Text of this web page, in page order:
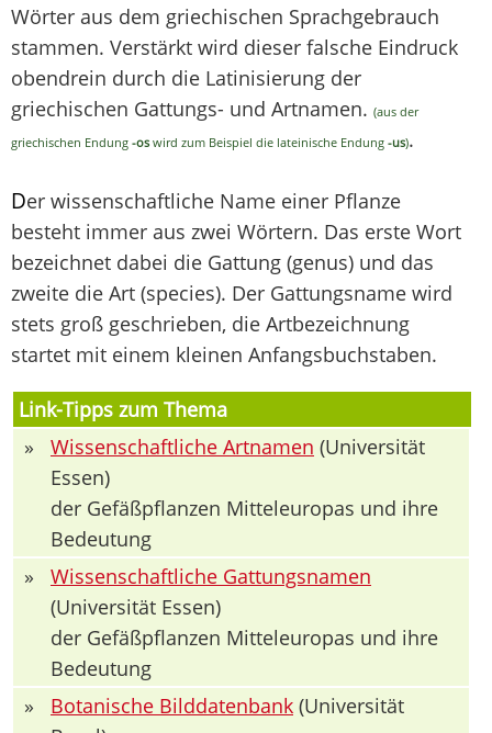
Wörter aus dem griechischen Sprachgebrauch
stammen. Verstärkt wird dieser falsche Eindruck
obendrein durch die Latinisierung der
griechischen Gattungs- und Artnamen. (aus der
griechischen Endung -os wird zum Beispiel die lateinische Endung -us).
Der wissenschaftliche Name einer Pflanze
besteht immer aus zwei Wörtern. Das erste Wort
bezeichnet dabei die Gattung (genus) und das
zweite die Art (species). Der Gattungsname wird
stets groß geschrieben, die Artbezeichnung
startet mit einem kleinen Anfangsbuchstaben.
Link-Tipps zum Thema
»
Wissenschaftliche Artnamen (Universität
Essen)
der Gefäßpflanzen Mitteleuropas und ihre
Bedeutung
»
Wissenschaftliche Gattungsnamen
(Universität Essen)
der Gefäßpflanzen Mitteleuropas und ihre
Bedeutung
»
Botanische Bilddatenbank (Universität